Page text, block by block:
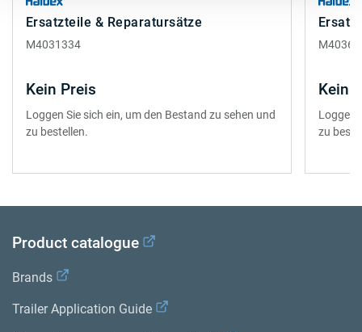
Ersatzteile & Reparatursätze
M4031334
Kein Preis
Loggen Sie sich ein, um den Bestand zu sehen und
zu bestellen.
Kein
Loggen
zu
Product catalogue
Brands
Trailer Application Guide